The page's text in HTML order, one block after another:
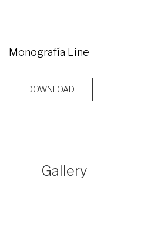
Monografía Line
DOWNLOAD
Gallery